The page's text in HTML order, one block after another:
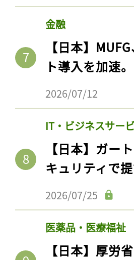
金融
【日本】
ト導入を加速
2026/07/12
IT・ビジネスサー
【日本】ガー
キュリティで
2026/07/25
医薬品・医療福祉
【日本】厚労